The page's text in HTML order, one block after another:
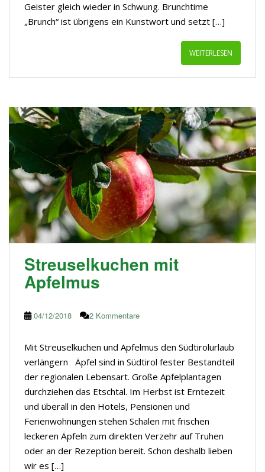
Geister gleich wieder in Schwung. Brunchtime
„Brunch“ ist übrigens ein Kunstwort und setzt […]
WEITERLESEN
Streuselkuchen mit
Apfelmus
04/12/2018 2 Kommentare
Mit Streuselkuchen und Apfelmus den Südtirolurlaub
verlängern Äpfel sind in Südtirol fester Bestandteil
der regionalen Lebensart. Große Apfelplantagen
durchziehen das Etschtal. Im Herbst ist Erntezeit
und überall in den Hotels, Pensionen und
Ferienwohnungen stehen Schalen mit frischen
leckeren Äpfeln zum direkten Verzehr auf Truhen
oder an der Rezeption bereit. Schon deshalb lieben
wir es […]